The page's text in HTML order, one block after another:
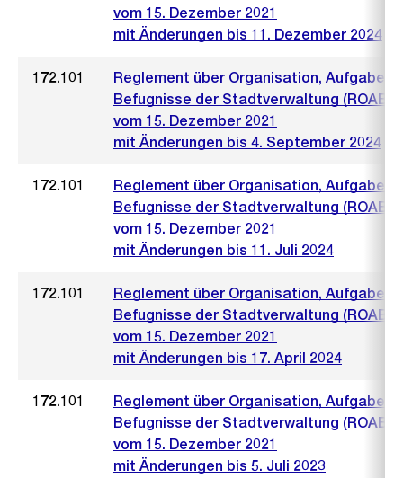
vom 15. Dezember 2021
mit Änderungen bis 11. Dezember 2024
172.101
Reglement über Organisation, Aufgaben
Befugnisse der Stadtverwaltung (ROAB)
vom 15. Dezember 2021
mit Änderungen bis 4. September 2024
172.101
Reglement über Organisation, Aufgaben
Befugnisse der Stadtverwaltung (ROAB)
vom 15. Dezember 2021
mit Änderungen bis 11. Juli 2024
172.101
Reglement über Organisation, Aufgaben
Befugnisse der Stadtverwaltung (ROAB)
vom 15. Dezember 2021
mit Änderungen bis 17. April 2024
172.101
Reglement über Organisation, Aufgaben
Befugnisse der Stadtverwaltung (ROAB)
vom 15. Dezember 2021
mit Änderungen bis 5. Juli 2023